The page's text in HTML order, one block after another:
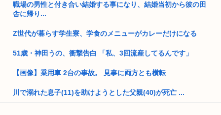
使/外交...
かったの...
財務省のエース、高市早苗の消費税減税に反対したことで左遷
職場の男性と付き合い結婚する事になり、結婚当初から彼の田
舎に帰り...
Z世代が暮らす学生寮、学食のメニューがカレーだけになる
51歳・神田うの、衝撃告白 「私、3回流産してるんです」
【画像】乗用車 2台の事故。 見事に両方とも横転
川で溺れた息子(11)を助けようとした父親(40)が死亡 ...